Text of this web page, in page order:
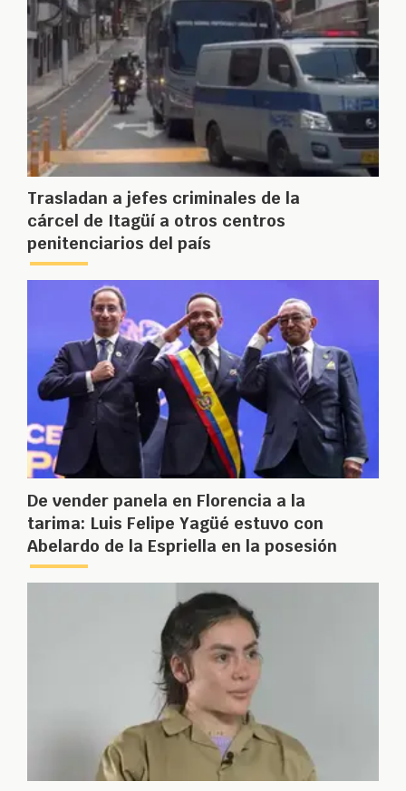
Trasladan a jefes criminales de la
cárcel de Itagüí a otros centros
penitenciarios del país
De vender panela en Florencia a la
tarima: Luis Felipe Yagüé estuvo con
Abelardo de la Espriella en la posesión